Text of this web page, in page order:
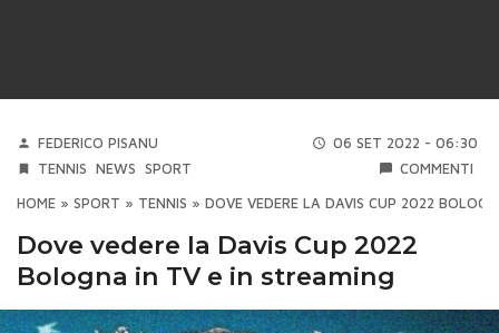
FEDERICO PISANU
06 SET 2022 - 06:30
TENNIS
NEWS SPORT COMMENTI
HOME » SPORT » TENNIS » DOVE VEDERE LA DAVIS CUP 2022
Dove vedere la Davis Cup 2022
Bologna in TV e in streaming